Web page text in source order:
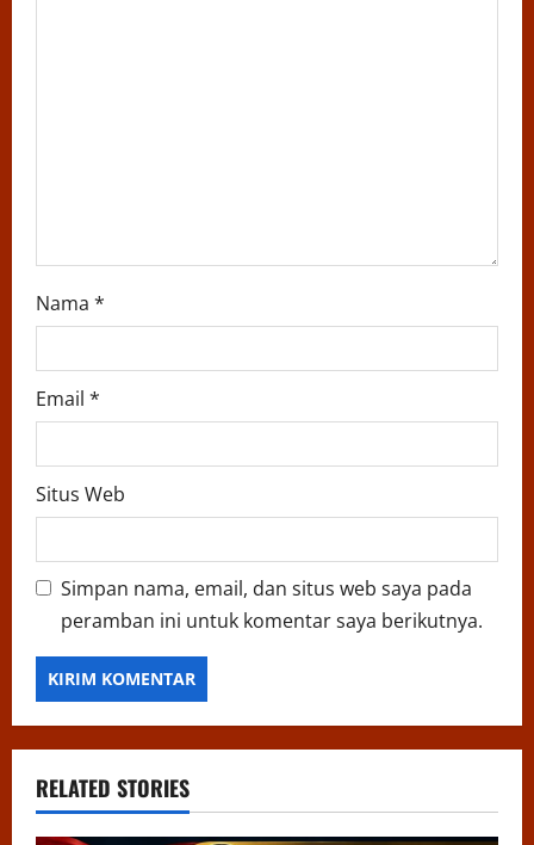
Nama *
Email *
Situs Web
Simpan nama, email, dan situs web saya pada
peramban ini untuk komentar saya berikutnya.
RELATED STORIES